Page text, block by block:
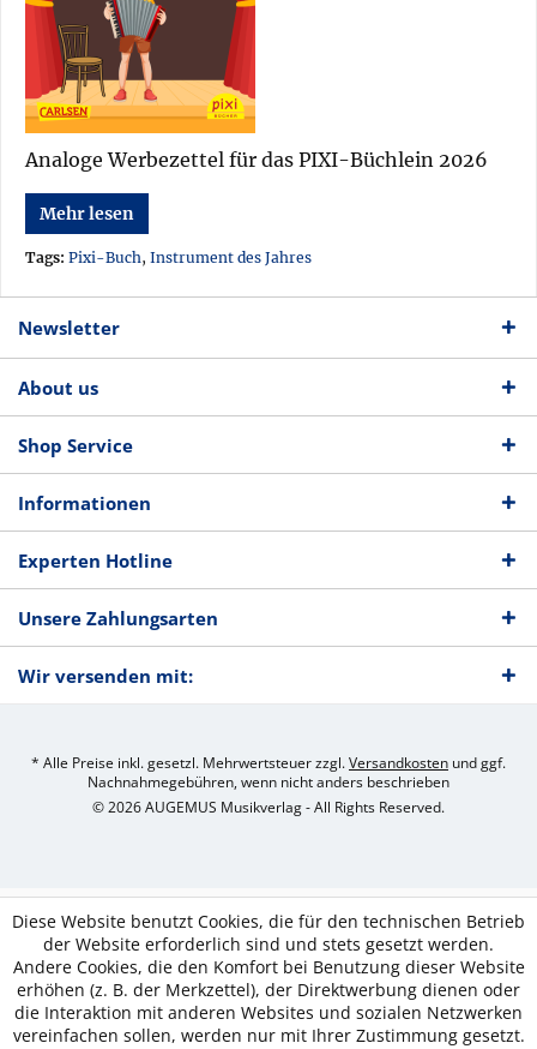
Analoge Werbezettel für das PIXI-Büchlein 2026
Mehr lesen
Tags: Pixi-Buch, Instrument des Jahres
Newsletter
About us
Shop Service
Informationen
Experten Hotline
Unsere Zahlungsarten
Wir versenden mit:
* Alle Preise inkl. gesetzl. Mehrwertsteuer zzgl.Versandkosten und ggf.
Nachnahmegebühren, wenn nicht anders beschrieben
© 2026 AUGEMUS Musikverlag - All Rights Reserved.
Diese Website benutzt Cookies, die für den technischen Betrieb
der Website erforderlich sind und stets gesetzt werden.
Andere Cookies, die den Komfort bei Benutzung dieser Website
erhöhen (z. B. der Merkzettel), der Direktwerbung dienen oder
die Interaktion mit anderen Websites und sozialen Netzwerken
vereinfachen sollen, werden nur mit Ihrer Zustimmung gesetzt.